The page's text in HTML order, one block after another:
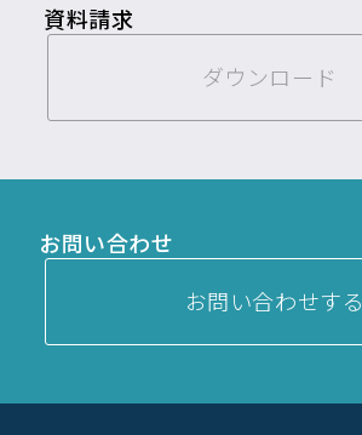
資料請求
ダウンロード
お問い合わせ
お問い合わせする